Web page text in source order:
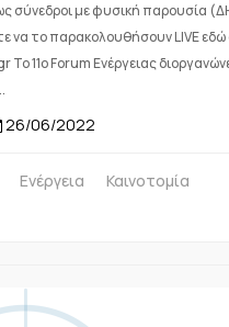
σύνεδροι με φυσική παρουσία
να το παρακολουθήσουν LIVE
11o Forum Ενέργειας
26/06/2022
Ενέργεια
Καινοτομία